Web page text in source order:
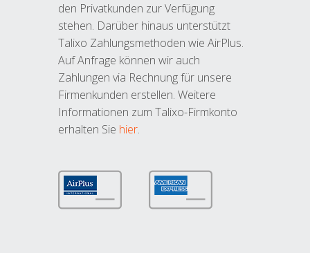
den Privatkunden zur Verfügung
stehen. Darüber hinaus unterstützt
Talixo Zahlungsmethoden wie AirPlus.
Auf Anfrage können wir auch
Zahlungen via Rechnung für unsere
Firmenkunden erstellen. Weitere
Informationen zum Talixo-Firmkonto
erhalten Sie hier.